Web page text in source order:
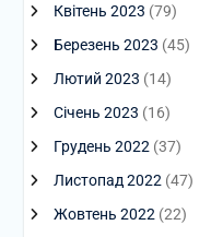
Квітень 2023 (79)
Березень 2023 (45)
Лютий 2023 (14)
Січень 2023 (16)
Грудень 2022 (37)
Листопад 2022 (47)
Жовтень 2022 (22)